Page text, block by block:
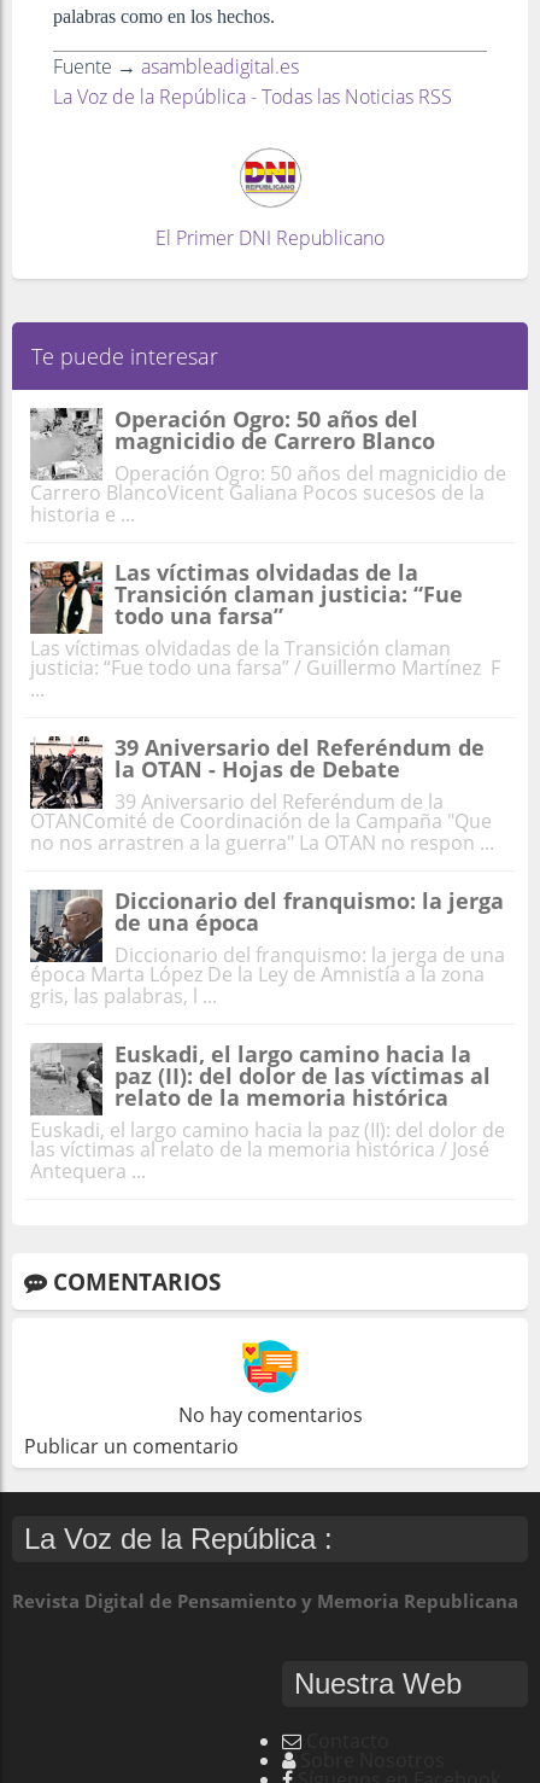
palabras como en los hechos.
Fuente → asambleadigital.es
La Voz de la República - Todas las Noticias RSS
El Primer DNI Republicano
Te puede interesar
Operación Ogro: 50 años del
magnicidio de Carrero Blanco
Operación Ogro: 50 años del magnicidio de
Carrero BlancoVicent Galiana Pocos sucesos de la
historia e ...
Las víctimas olvidadas de la
Transición claman justicia: “Fue
todo una farsa”
Las víctimas olvidadas de la Transición claman
justicia: “Fue todo una farsa” / Guillermo Martínez F
...
39 Aniversario del Referéndum de
la OTAN - Hojas de Debate
39 Aniversario del Referéndum de la
OTANComité de Coordinación de la Campaña "Que
no nos arrastren a la guerra" La OTAN no respon ...
Diccionario del franquismo: la jerga
de una época
Diccionario del franquismo: la jerga de una
época Marta López De la Ley de Amnistía a la zona
gris, las palabras, l ...
Euskadi, el largo camino hacia la
paz (II): del dolor de las víctimas al
relato de la memoria histórica
Euskadi, el largo camino hacia la paz (II): del dolor de
las víctimas al relato de la memoria histórica / José
Antequera ...
COMENTARIOS
No hay comentarios
Publicar un comentario
La Voz de la República :
Revista Digital de Pensamiento y Memoria Republicana
Nuestra Web